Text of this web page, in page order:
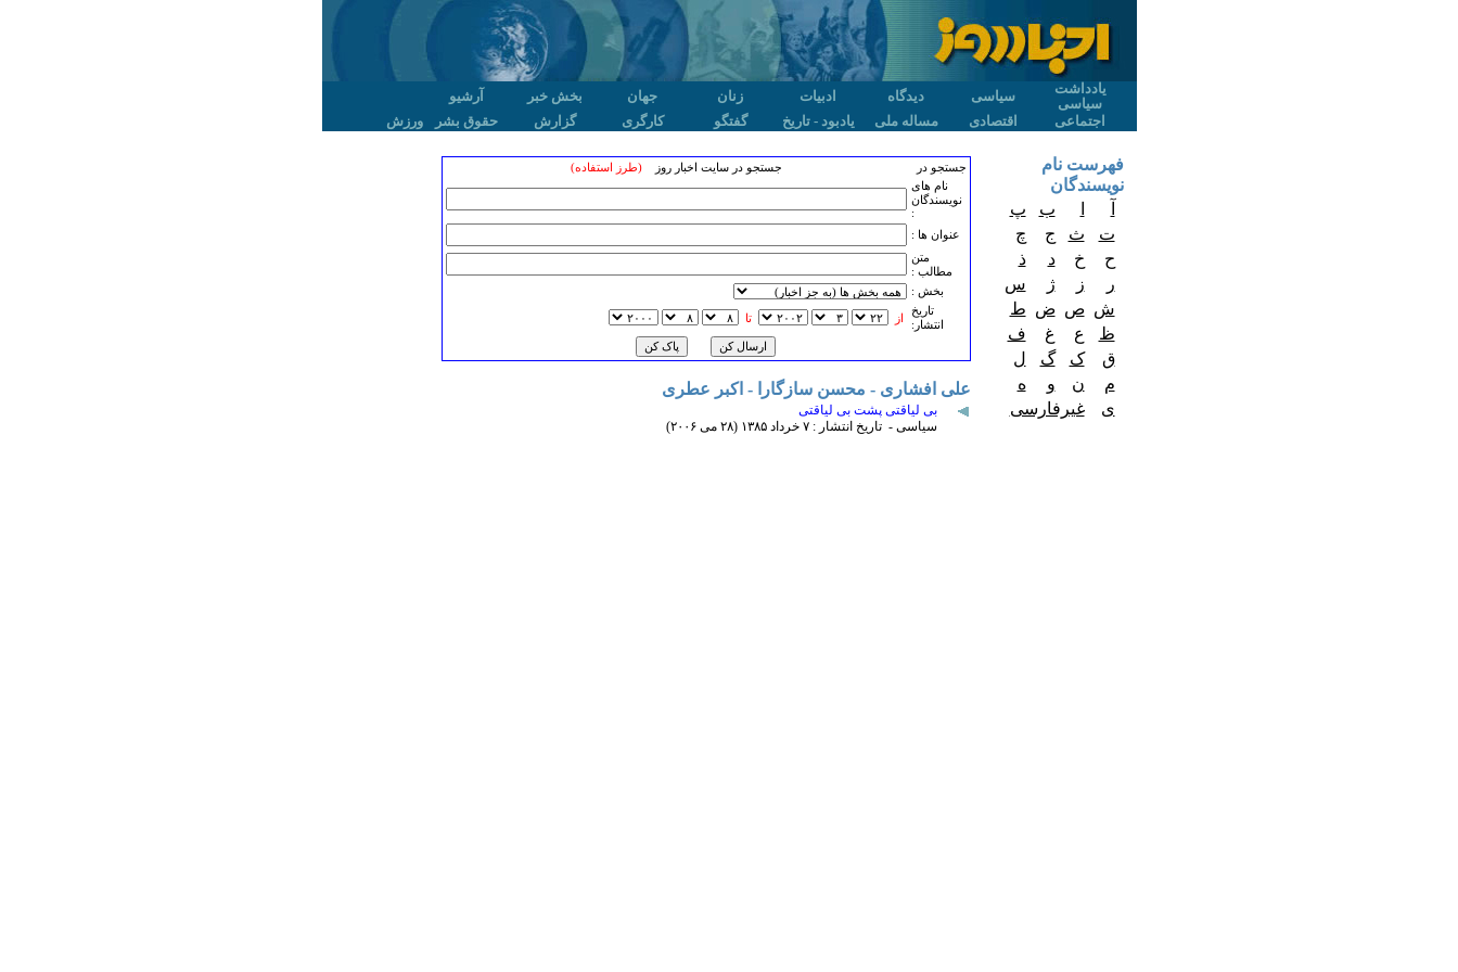
یادداشت
سیاسی
سیاسی دیدگاه ادبیات زنان جهان بخش خبر
آرشیو
اجتماعی
اقتصادی مساله ملی یادبود - تاریخ گفتگو کارگری گزارش حقوق بشر ورزش
جستجو در جستجو در سایت اخبار روز(طرز استفاده)
نام های
نویسندگان
:
عنوان ها :
متن
مطالب :
بخش :
تاريخ
انتشار:
از تا
علی افشاری - محسن سازگارا - اکبر عطری
بی لیاقتی پشت بی لیاقتی
سیاسی - تاریخ انتشار : ۷ خرداد ۱٣٨۵ (۲٨ می ۲۰۰۶)
فهرست نام
نویسندگان
ب
پ
ت
ث ج
چ
ح
خ د
ذ
ر
ز ژ
س
ش ص ض ط
ظ
ع غ
ف
ق
ک گ
ل
م
ن و
ه
ی
غیرفارسی